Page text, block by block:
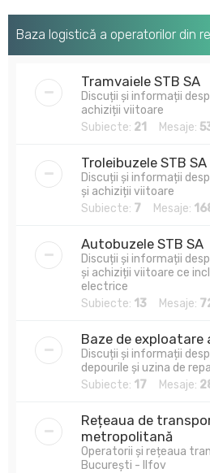
Baza logistică a operatorilor din
Tramvaiele STB SA
Discuții și informații
achiziții viitoare
Subiecte: 21 Mesaje:
Troleibuzele STB SA
Discuții și informații
și achiziții viitoare
Subiecte: 7 Mesaje:
Autobuzele STB SA
Discuții și informații
și achiziții viitoare ce
electrice
Subiecte: 13 Mesaje:
Baze de exploatare
Discuții și informații
depourile și uzina de
Subiecte: 17 Mesaje:
Rețeaua de
metropolitană
Operatorii și rețeaua
București - Ilfov